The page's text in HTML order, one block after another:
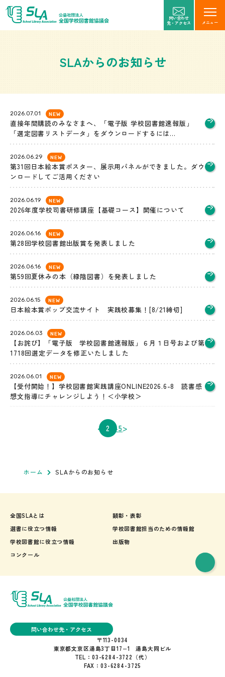
メニュー
問い合わせ
先・アクセス
SLAからのお知らせ
2026.07.01 NEW
直接年間購読のみなさまへ、「電子版 学校図書館速報版」
「選定図書リストデータ」をダウンロードするには...
2026.06.29 NEW
第31回日本絵本賞ポスター、展示用パネルができました。ダウ
ンロードしてご活用ください
2026.06.19 NEW
2026年度学校司書研修講座【基礎コース】開催について
2026.06.16 NEW
第28回学校図書館出版賞を発表しました
2026.06.16 NEW
第59回夏休みの本（緑陰図書）を発表しました
2026.06.15 NEW
日本絵本賞ポップ交流サイト 実践校募集！[8/21締切]
2026.06.03 NEW
【お詫び】「電子版 学校図書館速報版」６月１日号および第
1718回選定データを修正いたしました
2026.06.01 NEW
【受付開始！】学校図書館実践講座ONLINE2026.6-8 読書感
想文指導にチャレンジしよう！＜小学校＞
< 2 45>
ホーム SLAからのお知らせ
全国SLAとは
選書に役立つ情報
学校図書館に役立つ情報
コンクール
顕彰・表彰
学校図書館担当のための情報館
出版物
問い合わせ先・アクセス
〒113-0034
東京都文京区湯島3丁目17−1 湯島大同ビル
TEL：03-6284-3722（代）
FAX：03-6284-3725